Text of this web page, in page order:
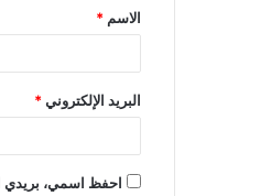
الاسم *
البريد الإلكتروني*
احفظ اسمي، بريدي